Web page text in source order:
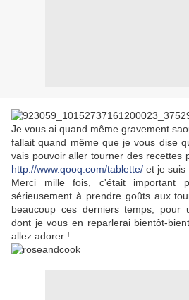
Je vous ai quand même gravement
fallait quand même que je vous dise
vais pouvoir aller tourner des recettes
http://www.qooq.com/tablette/ et je suis
Merci mille fois, c'était important
sérieusement à prendre goûts aux
beaucoup ces derniers temps, pour
dont je vous en reparlerai bientôt-
allez adorer !